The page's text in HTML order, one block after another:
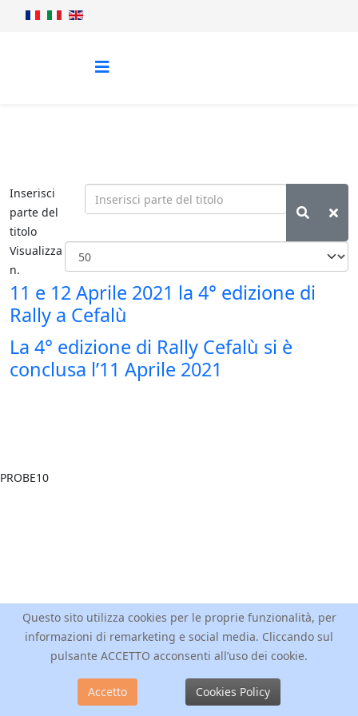
Inserisci
parte del
titolo
Visualizza
n.
11 e 12 Aprile 2021 la 4° edizione di
Rally a Cefalù
La 4° edizione di Rally Cefalù si è
conclusa l’11 Aprile 2021
Questo sito utilizza cookies per le proprie funzionalità, per
informazioni di remarketing e social media. Cliccando sul
pulsante ACCETTO acconsenti all’uso dei cookie.
Accetto Cookies Policy